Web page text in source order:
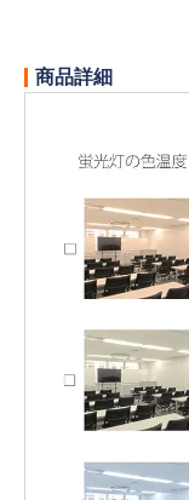
商品詳細